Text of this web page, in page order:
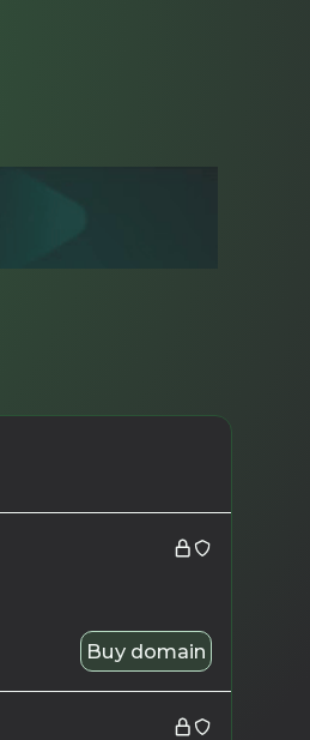
Buy domain